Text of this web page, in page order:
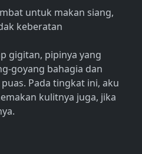
untuk makan siang,
keberatan
gigitan, pipinya yang
goyang bahagia dan
Pada tingkat ini, aku
kulitnya juga, jika